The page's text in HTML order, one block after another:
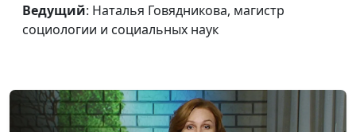
и социальных наук
Опасные практики.
Наталья
и социальных наук
Ведущий: Наталья Говядникова, магистр
социологии и социальных наук